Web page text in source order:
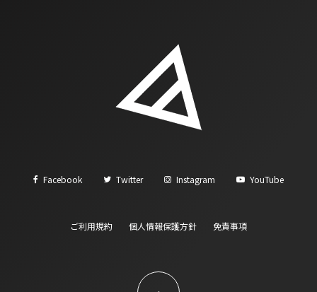
Facebook Twitter Instagram YouTube
ご利用規約 個人情報保護方針 免責事項